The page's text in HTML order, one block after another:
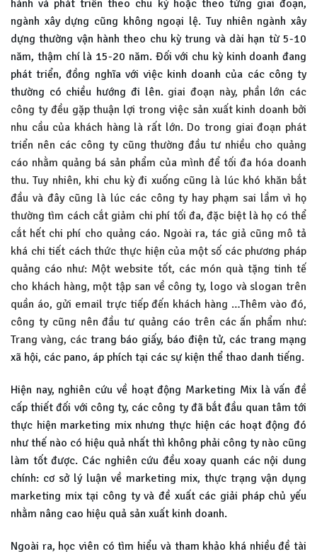
hành và phát triển theo chu kỳ hoặc theo từng giai đoạn,
ngành xây dựng cũng không ngoại lệ. Tuy nhiên ngành xây
dựng thường vận hành theo chu kỳ trung và dài hạn từ 5-10
năm, thậm chí là 15-20 năm. Đối với chu kỳ kinh doanh đang
phát triển, đồng nghĩa với việc kinh doanh của các công ty
thường có chiều hướng đi lên. giai đoạn này, phần lớn các
công ty đều gặp thuận lợi trong việc sản xuất kinh doanh bởi
nhu cầu của khách hàng là rất lớn. Do trong giai đoạn phát
triển nên các công ty cũng thường đầu tư nhiều cho quảng
cáo nhằm quảng bá sản phẩm của mình để tối đa hóa doanh
thu. Tuy nhiên, khi chu kỳ đi xuống cũng là lúc khó khăn bắt
đầu và đây cũng là lúc các công ty hay phạm sai lầm vì họ
thường tìm cách cắt giảm chi phí tối đa, đặc biệt là họ có thể
cắt hết chi phí cho quảng cáo. Ngoài ra, tác giả cũng mô tả
khá chi tiết cách thức thực hiện của một số các phương pháp
quảng cáo như: Một website tốt, các món quà tặng tinh tế
cho khách hàng, một tập san về công ty, logo và slogan trên
quần áo, gửi email trực tiếp đến khách hàng …Thêm vào đó,
công ty cũng nên đầu tư quảng cáo trên các ấn phẩm như:
Trang vàng, các trang báo giấy, báo điện tử, các trang mạng
xã hội, các pano, áp phích tại các sự kiện thể thao danh tiếng.
Hiện nay, nghiên cứu về hoạt động Marketing Mix là vấn đề
cấp thiết đối với công ty, các công ty đã bắt đầu quan tâm tới
thực hiện marketing mix nhưng thực hiện các hoạt động đó
như thế nào có hiệu quả nhất thì không phải công ty nào cũng
làm tốt được. Các nghiên cứu đều xoay quanh các nội dung
chính: cơ sở lý luận về marketing mix, thực trạng vận dụng
marketing mix tại công ty và đề xuất các giải pháp chủ yếu
nhằm nâng cao hiệu quả sản xuất kinh doanh.
Ngoài ra, học viên có tìm hiểu và tham khảo khá nhiều đề tài